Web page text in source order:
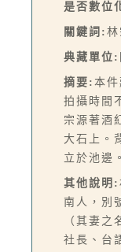
是否數位
關鍵詞:
典藏單位:
摘要: 本件
拍攝時間
宗源著酒
大石上。
立於池邊
其他說明:
南人，別
（其妻之
社長、台